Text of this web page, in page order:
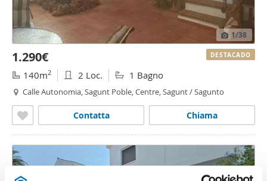
1/38
1.290€
140m2 2 Loc. 1 Bagno
Calle Autonomia, Sagunt Poble, Centre, Sagunt / Sagunto
Chiama
Contatta
DESTACADO